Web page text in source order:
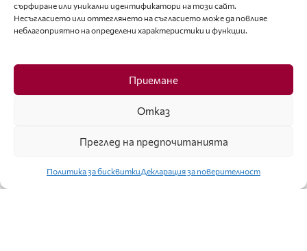
сърфиране или уникални идентификатори на този сайт.
Несъгласието или оттеглянето на съгласието може да повлияе
неблагоприятно на определени характеристики и функции.
Приемане
Отказ
Преглед на предпочитанията
Политика за бисквиткиДекларация за поверителност
„ВЕРСАЧЕ“ И „АЛИКЗАНДЪР МАККУИН“ С
НОВИ ИЗПЪЛНИТЕЛНИ ДИРЕКТОРИ
КЪМ ЧИТАТЕЛЯ